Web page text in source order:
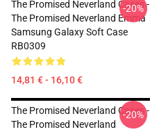
The Promised Neverland Cases -
The Promised Neverland Emma
Samsung Galaxy Soft Case
RB0309
14,81 € - 16,10 €
-20%
The Promised Neverland Cases -
The Promised Neverland
-20%